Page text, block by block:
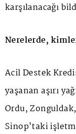
karşılanacağı
Nerelerde,
Acil Destek
yaşanan aşırı
Ordu,
Sinop'taki